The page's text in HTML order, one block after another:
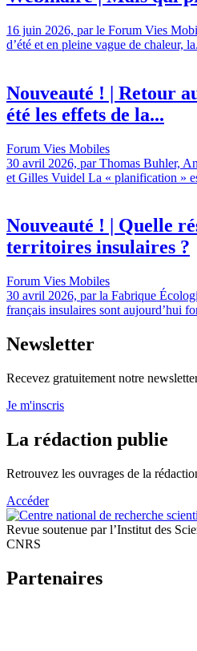
16 juin 2026, par le Forum Vies
d’été et en pleine vague de chaleur,
Nouveauté ! | Retour
été les effets de la...
Forum Vies Mobiles
30 avril 2026, par Thomas Buhler,
et Gilles Vuidel La « planification »
Nouveauté ! | Quelle
territoires insulaires ?
Forum Vies Mobiles
30 avril 2026, par la Fabrique
français insulaires sont aujourd’hui
Newsletter
Recevez gratuitement notre
Je m'inscris
La rédaction publie
Retrouvez les ouvrages de la
Accéder
Revue soutenue par l’Institut des
CNRS
Partenaires